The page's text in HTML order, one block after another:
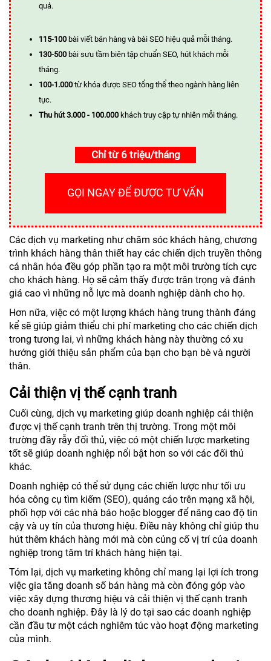
quả.
115-100 bài viết bán hàng và bài SEO hiệu quả mỗi tháng.
130-500 bài sưu tầm biên tập chuẩn SEO, hút khách mỗi
tháng.
100-1.000 từ khóa được SEO tổng thể theo ngành hàng liên
tục.
Thu hút 3.000 - 100.000 khách truy cập tự nhiên mỗi tháng.
Chỉ từ 6 triệu/tháng
GỌI NGAY ĐỂ ĐƯỢC TƯ VẤN
Các dịch vụ marketing như chăm sóc khách hàng, chương
trình khách hàng thân thiết hay các chiến dịch truyền thông
cá nhân hóa đều góp phần tạo ra một môi trường tích cực
cho khách hàng. Họ sẽ cảm thấy được trân trọng và đánh
giá cao vì những nỗ lực mà doanh nghiệp dành cho họ.
Hơn nữa, việc có một lượng khách hàng trung thành đáng
kể sẽ giúp giảm thiểu chi phí marketing cho các chiến dịch
trong tương lai, vì những khách hàng này thường có xu
hướng giới thiệu sản phẩm của bạn cho bạn bè và người
thân.
Cải thiện vị thế cạnh tranh
Cuối cùng, dịch vụ marketing giúp doanh nghiệp cải thiện
được vị thế cạnh tranh trên thị trường. Trong một môi
trường đầy rẫy đối thủ, việc có một chiến lược marketing
tốt sẽ giúp doanh nghiệp nổi bật hơn so với các đối thủ
khác.
Doanh nghiệp có thể sử dụng các chiến lược như tối ưu
hóa công cụ tìm kiếm (SEO), quảng cáo trên mạng xã hội,
phối hợp với các nhà báo hoặc blogger để nâng cao độ tin
cậy và uy tín của thương hiệu. Điều này không chỉ giúp thu
hút thêm khách hàng mới mà còn củng cố vị trí của doanh
nghiệp trong tâm trí khách hàng hiện tại.
Tóm lại, dịch vụ marketing không chỉ mang lại lợi ích trong
việc gia tăng doanh số bán hàng mà còn đóng góp vào
việc xây dựng thương hiệu và cải thiện vị thế cạnh tranh
cho doanh nghiệp. Đây là lý do tại sao các doanh nghiệp
cần đầu tư một cách nghiêm túc vào hoạt động marketing
của mình.